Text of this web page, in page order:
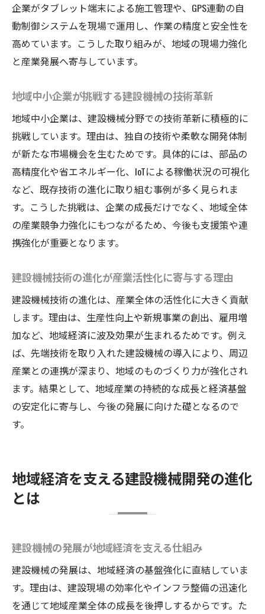
企業がタブレット端末による施工管理や、GPS連動の自
動制御システムを現場で運用し、作業の精度と安全性を
高めています。こうした取り組みが、地域の現場力強化
と産業発展へ寄与しています。
地域中小企業が挑戦する建設機械の技術革新
地域中小企業は、建設機械分野での技術革新に積極的に
挑戦しています。理由は、独自の技術や柔軟な開発体制
が新たな市場機会を生むためです。具体的には、部品の
高精度化や省エネルギー化、IoTによる稼働状況の可視化
など、既存技術の進化に取り組む事例が多く見られま
す。こうした挑戦は、企業の成長だけでなく、地域全体
の産業競争力強化にもつながるため、今後も支援策や連
携強化が重要となります。
建設機械技術の進化が産業活性化に寄与する理由
建設機械技術の進化は、産業全体の活性化に大きく貢献
します。理由は、生産性向上や新規事業の創出、雇用増
加など、地域経済に波及効果が生まれるためです。例え
ば、先端技術を取り入れた建設機械の導入により、周辺
産業との連携が深まり、地域のものづくり力が強化され
ます。結果として、地域産業の持続的な成長と経済基盤
の安定化に寄与し、今後の発展に向けた礎となるので
す。
地域経済を支える建設機械開発の進化
とは
建設機械の発展が地域経済を支える仕組み
建設機械の発展は、地域経済の基盤強化に直結していま
す。理由は、建設現場の効率化やインフラ整備の迅速化
を通じて地域産業全体の成長を後押しするからです。た